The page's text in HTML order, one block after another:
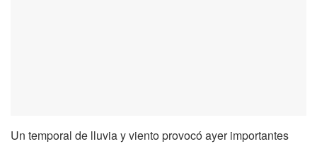
Un temporal de lluvia y viento provocó ayer importantes